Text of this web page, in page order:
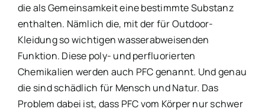
die als Gemeinsamkeit eine bestimmte Substanz
enthalten. Nämlich die, mit der für Outdoor-
Kleidung so wichtigen wasserabweisenden
Funktion. Diese poly- und perfluorierten
Chemikalien werden auch PFC genannt. Und genau
die sind schädlich für Mensch und Natur. Das
Problem dabei ist, dass PFC vom Körper nur schwer